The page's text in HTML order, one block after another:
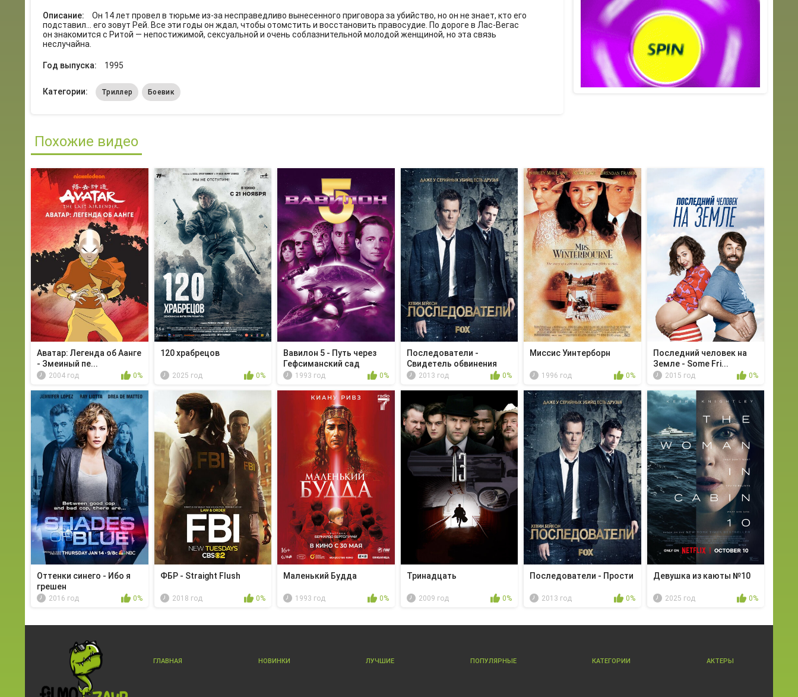
Описание:
Он 14 лет провел в тюрьме из-за несправедливо вынесенного приговора за убийство, но он не знает, кто его
подставил... его зовут Рей. Все эти годы он ждал, чтобы отомстить и восстановить правосудие. По дороге в Лас-Вегас
он знакомится с Ритой — непостижимой, сексуальной и очень соблазнительной молодой женщиной, но эта связь
неслучайна.
Год выпуска: 1995
Категории: Триллер Боевик
Похожие видео
Аватар: Легенда об Аанге
- Змеиный пе...
2004 год 0%
120 храбрецов
2025 год 0%
Вавилон 5 - Путь через
Гефсиманский сад
1993 год 0%
Последователи -
Свидетель обвинения
2013 год 0%
Миссис Уинтерборн
1996 год 0%
Последний человек на
Земле - Some Fri...
2015 год 0%
Оттенки синего - Ибо я
грешен
2016 год 0%
ФБР - Straight Flush
2018 год 0%
Маленький Будда
1993 год 0%
Тринадцать
2009 год 0%
Последователи - Прости
2013 год 0%
Девушка из каюты №10
2025 год 0%
ГЛАВНАЯ НОВИНКИ ЛУЧШИЕ ПОПУЛЯРНЫЕ КАТЕГОРИИ АКТЕРЫ